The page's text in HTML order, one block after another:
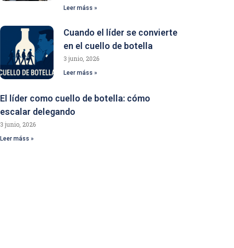
Leer máss »
Cuando el líder se convierte
en el cuello de botella
3 junio, 2026
Leer máss »
El líder como cuello de botella: cómo
escalar delegando
3 junio, 2026
Leer máss »